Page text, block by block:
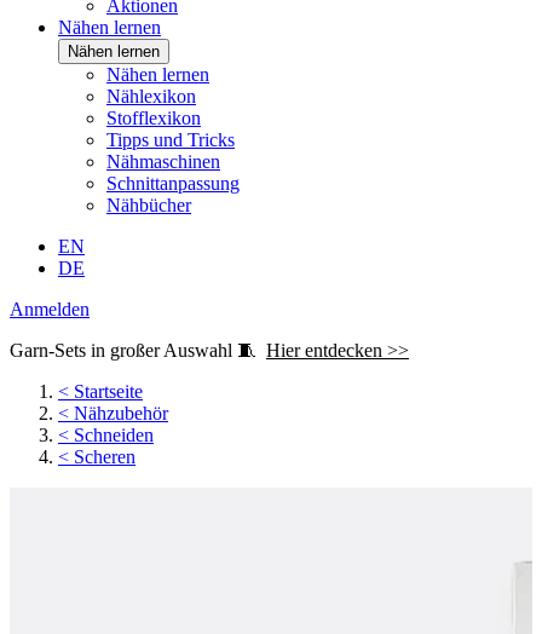
Aktionen
Nähen lernen
Nähen lernen
Nähen lernen
Nählexikon
Stofflexikon
Tipps und Tricks
Nähmaschinen
Schnittanpassung
Nähbücher
EN
DE
Anmelden
Garn-Sets in großer Auswahl 🧵 Hier entdecken >>
< Startseite
< Nähzubehör
< Schneiden
< Scheren